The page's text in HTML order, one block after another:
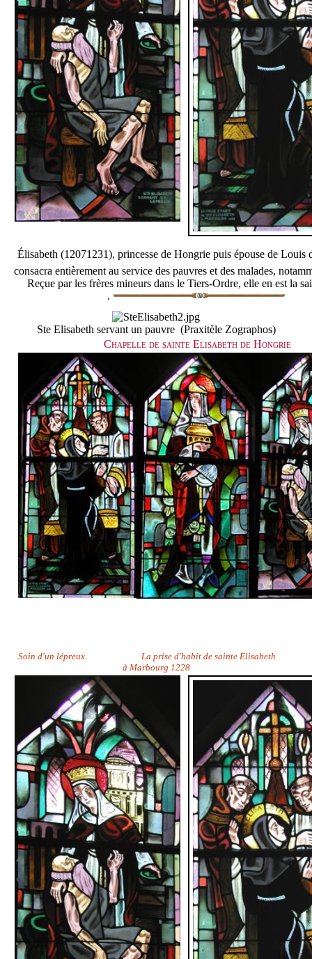
Élisabeth (12071231), princesse de Hongrie puis épouse de Louis
consacra entièrement au service des pauvres et des malades,
Reçue par les frères mineurs dans le Tiers-Ordre, elle en est la
.
Ste Elisabeth servant un pauvre (Praxitèle Zographos)
Chapelle de sainte Elisabeth de Hongrie
Soin d'un lépreux La prise d'habit de sainte Elisabeth
à Marbourg 1228